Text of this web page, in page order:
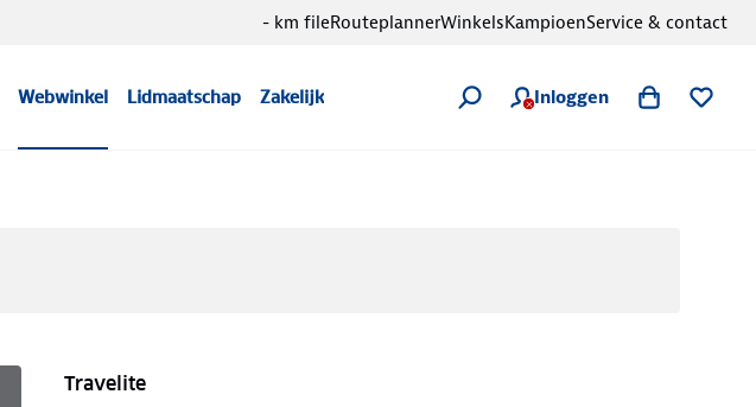
Webwinkel Lidmaatschap Zakelijk Inloggen
- km fileRouteplannerWinkelsKampioenService & contact
Travelite